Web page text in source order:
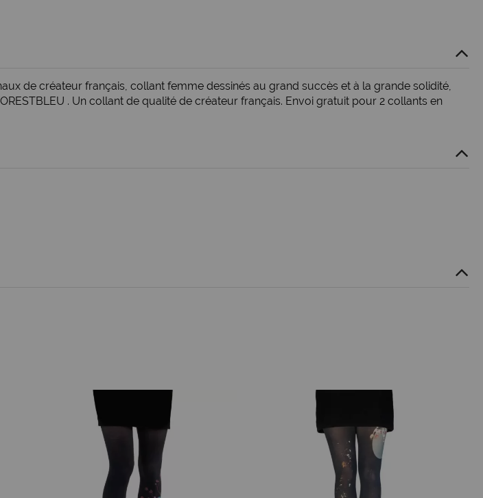
de créateur français, collant femme dessinés au grand succès et à la grande solidité,
. Un collant de qualité de créateur français. Envoi gratuit pour 2 collants en